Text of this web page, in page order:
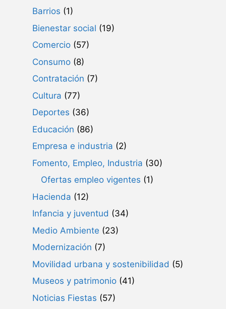
Barrios (1)
Bienestar social (19)
Comercio (57)
Consumo (8)
Contratación (7)
Cultura (77)
Deportes (36)
Educación (86)
Empresa e industria (2)
Fomento, Empleo, Industria (30)
Ofertas empleo vigentes (1)
Hacienda (12)
Infancia y juventud (34)
Medio Ambiente (23)
Modernización (7)
Movilidad urbana y sostenibilidad (5)
Museos y patrimonio (41)
Noticias Fiestas (57)